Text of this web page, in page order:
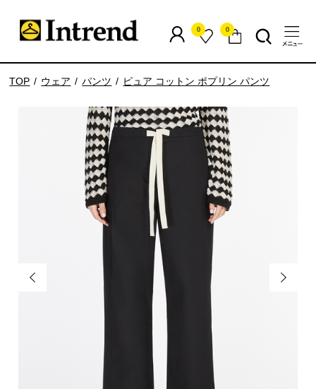
0 0
TOP ウェア パンツ ピュア コットン ポプリン パンツ